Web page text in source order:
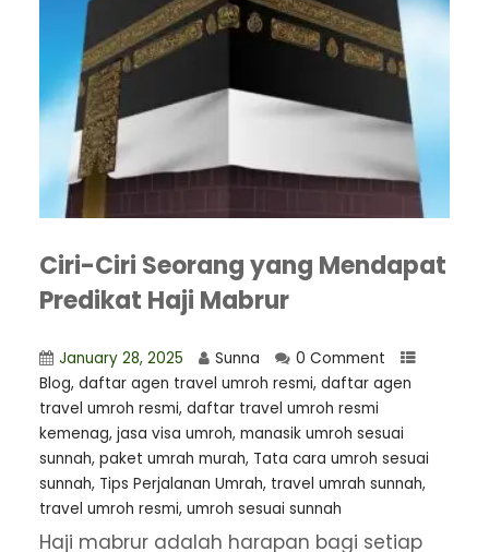
Ciri-Ciri Seorang yang Mendapat
Predikat Haji Mabrur
January 28, 2025 Sunna
0 Comment
Blog, daftar agen travel umroh resmi, ⁠daftar agen
travel umroh resmi, daftar travel umroh resmi
kemenag, jasa visa umroh, manasik umroh sesuai
sunnah, paket umrah murah, Tata cara umroh sesuai
sunnah, Tips Perjalanan Umrah, travel umrah sunnah,
travel umroh resmi, umroh sesuai sunnah
Haji mabrur adalah harapan bagi setiap